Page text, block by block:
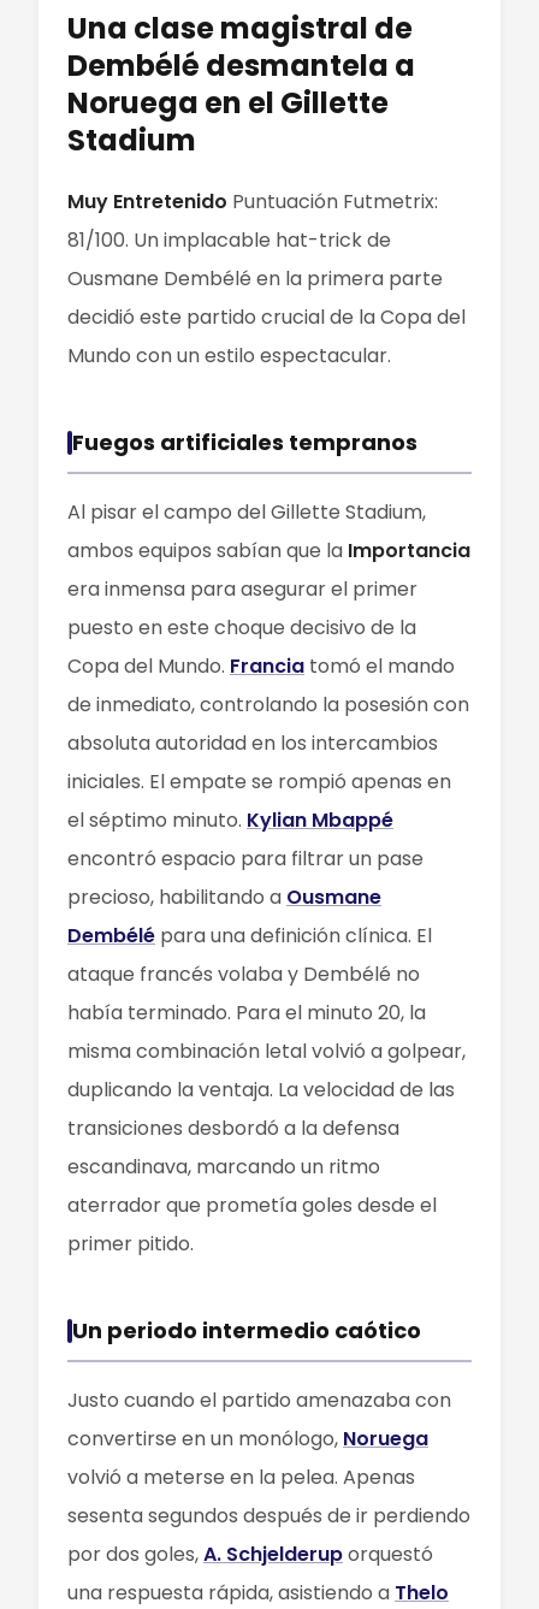
Una clase magistral de
Dembélé desmantela a
Noruega en el Gillette
Stadium
Muy Entretenido Puntuación Futmetrix:
81/100. Un implacable hat-trick de
Ousmane Dembélé en la primera parte
decidió este partido crucial de la Copa del
Mundo con un estilo espectacular.
Fuegos artificiales tempranos
Al pisar el campo del Gillette Stadium,
ambos equipos sabían que la Importancia
era inmensa para asegurar el primer
puesto en este choque decisivo de la
Copa del Mundo. Francia tomó el mando
de inmediato, controlando la posesión con
absoluta autoridad en los intercambios
iniciales. El empate se rompió apenas en
el séptimo minuto. Kylian Mbappé
encontró espacio para filtrar un pase
precioso, habilitando a Ousmane
Dembélé para una definición clínica. El
ataque francés volaba y Dembélé no
había terminado. Para el minuto 20, la
misma combinación letal volvió a golpear,
duplicando la ventaja. La velocidad de las
transiciones desbordó a la defensa
escandinava, marcando un ritmo
aterrador que prometía goles desde el
primer pitido.
Un periodo intermedio caótico
Justo cuando el partido amenazaba con
convertirse en un monólogo, Noruega
volvió a meterse en la pelea. Apenas
sesenta segundos después de ir perdiendo
por dos goles,A. Schjelderuporquestó
una respuesta rápida, asistiendo a Thelo